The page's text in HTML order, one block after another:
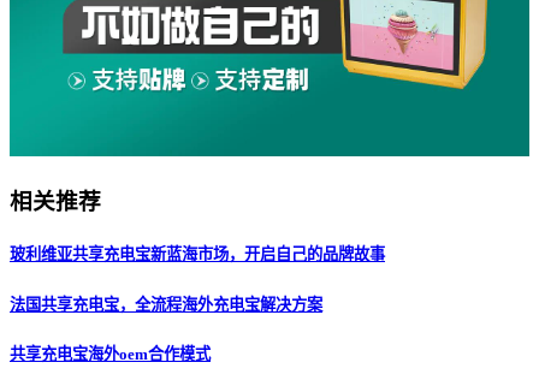
相关推荐
玻利维亚共享充电宝新蓝海市场，开启自己的品牌故事
法国共享充电宝，全流程海外充电宝解决方案
共享充电宝海外oem合作模式